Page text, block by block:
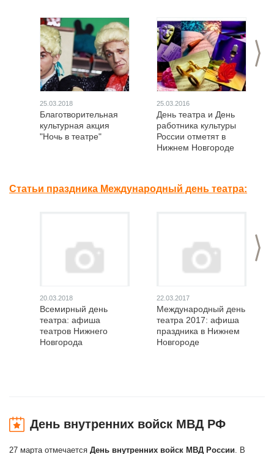
>
25.03.2018
Благотворительная
культурная акция
"Ночь в театре"
25.03.2016
День театра и День
работника культуры
России отметят в
Нижнем Новгороде
Статьи праздника Международный день театра:
>
20.03.2018
Всемирный день
театра: афиша
театров Нижнего
Новгорода
22.03.2017
Международный день
театра 2017: афиша
праздника в Нижнем
Новгороде
День внутренних войск МВД РФ
27 марта отмечается День внутренних войск МВД России. В